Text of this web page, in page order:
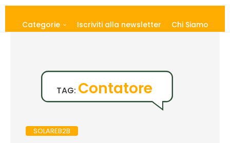
Categorie Iscriviti alla newsletter Chi Siamo
TAG: Contatore
SOLAREB2B